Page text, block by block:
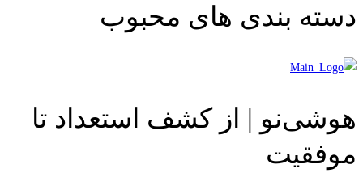
دسته بندی های محبوب
هوشی‌نو | از کشف استعداد تا
موفقیت